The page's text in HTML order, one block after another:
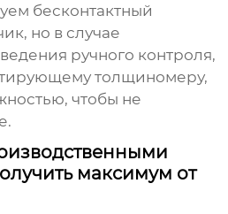
бесконтактный
но в случае
ручного контроля,
толщиномеру,
чтобы не
максимум от